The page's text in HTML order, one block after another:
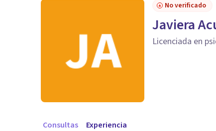
No verificado
Javiera
Licenciada en
Consultas Experiencia